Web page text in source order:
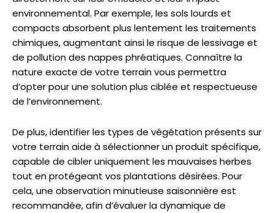
environnemental. Par exemple, les sols lourds et
compacts absorbent plus lentement les traitements
chimiques, augmentant ainsi le risque de lessivage et
de pollution des nappes phréatiques. Connaître la
nature exacte de votre terrain vous permettra
d’opter pour une solution plus ciblée et respectueuse
de l’environnement.
De plus, identifier les types de végétation présents sur
votre terrain aide à sélectionner un produit spécifique,
capable de cibler uniquement les mauvaises herbes
tout en protégeant vos plantations désirées. Pour
cela, une observation minutieuse saisonnière est
recommandée, afin d’évaluer la dynamique de